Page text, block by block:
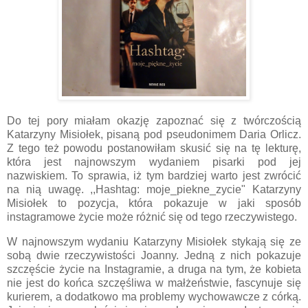
Do tej pory miałam okazję zapoznać się z twórczością
Katarzyny Misiołek, pisaną pod pseudonimem Daria Orlicz.
Z tego też powodu postanowiłam skusić się na tę lekturę,
która jest najnowszym wydaniem pisarki pod jej
nazwiskiem. To sprawia, iż tym bardziej warto jest zwrócić
na nią uwagę. ,,Hashtag: moje_piekne_zycie" Katarzyny
Misiołek to pozycja, która pokazuje w jaki sposób
instagramowe życie może różnić się od tego rzeczywistego.
W najnowszym wydaniu Katarzyny Misiołek stykają się ze
sobą dwie rzeczywistości Joanny. Jedną z nich pokazuje
szczęście życie na Instagramie, a druga na tym, że kobieta
nie jest do końca szczęśliwa w małżeństwie, fascynuje się
kurierem, a dodatkowo ma problemy wychowawcze z córką.